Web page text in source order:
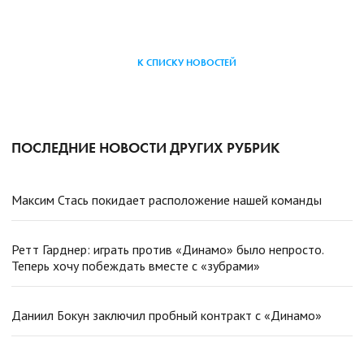
К СПИСКУ НОВОСТЕЙ
ПОСЛЕДНИЕ НОВОСТИ ДРУГИХ РУБРИК
Максим Стась покидает расположение нашей команды
Ретт Гарднер: играть против «Динамо» было непросто.
Теперь хочу побеждать вместе с «зубрами»
Даниил Бокун заключил пробный контракт с «Динамо»